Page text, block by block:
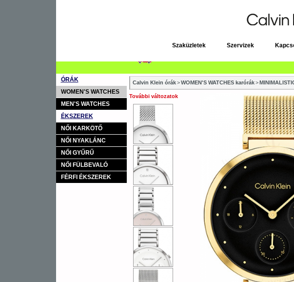
Szaküzletek Szervizek
ÓRÁK
WOMEN'S WATCHES
MEN'S WATCHES
ÉKSZEREK
NŐI KARKÖTŐ
NŐI NYAKLÁNC
NŐI GYŰRŰ
NŐI FÜLBEVALÓ
FÉRFI ÉKSZEREK
Calvin Klein órák > WOMEN'S WATCHES karórák >
További változatok